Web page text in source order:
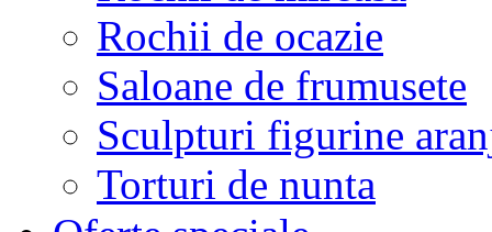
Rochii de ocazie
Saloane de frumusete
Sculpturi figurine
Torturi de nunta